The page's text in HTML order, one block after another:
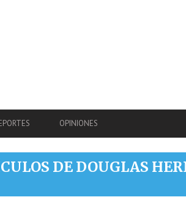
OPINIONES
DE DOUGLAS